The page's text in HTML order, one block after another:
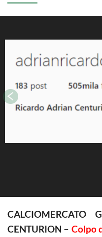
CALCIOMERCATO
CENTURION – Colpo